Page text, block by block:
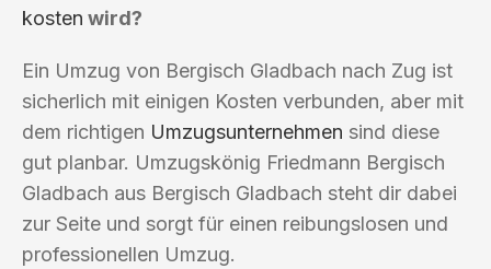
kosten wird?
Ein Umzug von Bergisch Gladbach nach Zug ist
sicherlich mit einigen Kosten verbunden, aber mit
dem richtigen Umzugsunternehmen sind diese
gut planbar. Umzugskönig Friedmann Bergisch
Gladbach aus Bergisch Gladbach steht dir dabei
zur Seite und sorgt für einen reibungslosen und
professionellen Umzug.